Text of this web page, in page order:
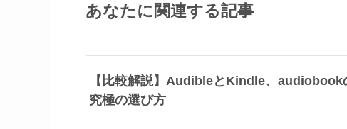
あなたに関連する記事
【比較解説】AudibleとKindle、
究極の選び方